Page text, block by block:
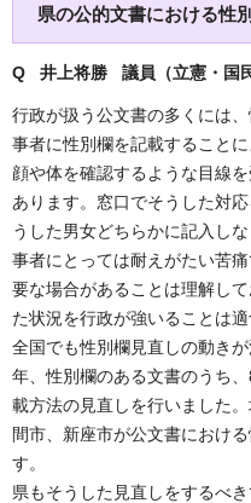
県の公的文書における性
Q 井上将勝 議員（立憲・国
行政が扱う公文書の多くには
事者に性別欄を記載すること
顔や体を確認するような目線
あります。窓口でそうした対
うした男女どちらかに記入し
事者にとっては耐えがたい苦
要な場合があることは理解し
た状況を行政が強いることは適
全国でも性別欄見直しの動き
年、性別欄のある文書のうち
載方法の見直しを行いました
間市、新座市が公文書におけ
す。
県もそうした見直しをするべ